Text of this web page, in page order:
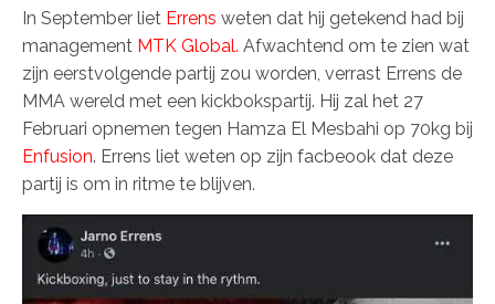
In September liet Errens weten dat hij getekend had bij
management MTK Global. Afwachtend om te zien wat
zijn eerstvolgende partij zou worden, verrast Errens de
MMA wereld met een kickbokspartij. Hij zal het 27
Februari opnemen tegen Hamza El Mesbahi op 70kg bij
Enfusion. Errens liet weten op zijn facbeook dat deze
partij is om in ritme te blijven.